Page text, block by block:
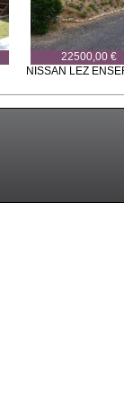
22500,00 €
NISSAN LEZ